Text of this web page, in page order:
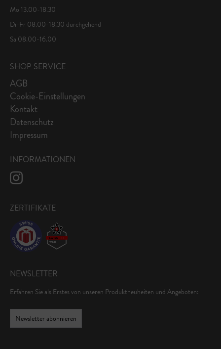
Mo 13.00-18.30
Di-Fr 08.00-18.30 durchgehend
Sa 08.00-16.00
SHOP SERVICE
AGB
Cookie-Einstellungen
Kontakt
Datenschutz
Impressum
INFORMATIONEN
ZERTIFIKATE
NEWSLETTER
Erfahren Sie als Erstes von unseren Produktneuheiten und Angeboten:
Newsletter abonnieren